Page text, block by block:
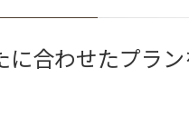
合わせたプラン